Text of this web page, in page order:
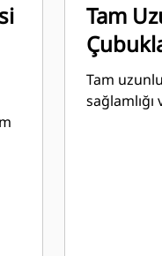
Tam
Tam
sağlamlığı